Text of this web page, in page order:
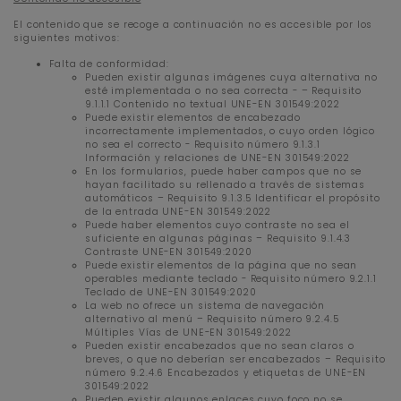
El contenido que se recoge a continuación no es accesible por los
siguientes motivos:
Falta de conformidad:
Pueden existir algunas imágenes cuya alternativa no
esté implementada o no sea correcta - – Requisito
9.1.1.1 Contenido no textual UNE-EN 301549:2022
Puede existir elementos de encabezado
incorrectamente implementados, o cuyo orden lógico
no sea el correcto - Requisito número 9.1.3.1
Información y relaciones de UNE-EN 301549:2022
En los formularios, puede haber campos que no se
hayan facilitado su rellenado a través de sistemas
automáticos – Requisito 9.1.3.5 Identificar el propósito
de la entrada UNE-EN 301549:2022
Puede haber elementos cuyo contraste no sea el
suficiente en algunas páginas – Requisito 9.1.4.3
Contraste UNE-EN 301549:2020
Puede existir elementos de la página que no sean
operables mediante teclado - Requisito número 9.2.1.1
Teclado de UNE-EN 301549:2020
La web no ofrece un sistema de navegación
alternativo al menú – Requisito número 9.2.4.5
Múltiples Vías de UNE-EN 301549:2022
Pueden existir encabezados que no sean claros o
breves, o que no deberían ser encabezados – Requisito
número 9.2.4.6 Encabezados y etiquetas de UNE-EN
301549:2022